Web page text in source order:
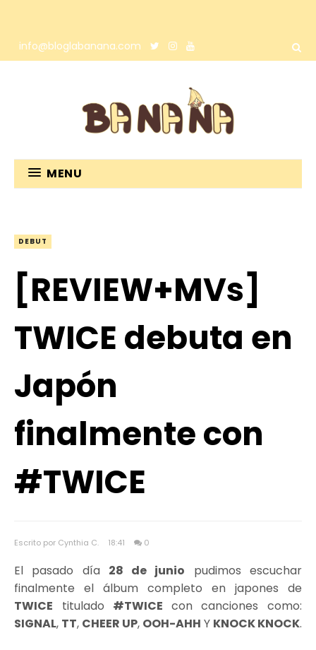
info@bloglabanana.com
MENU
DEBUT
[REVIEW+MVs]
TWICE debuta en
Japón
finalmente con
#TWICE
Escrito por Cynthia C. 18:41 0
El pasado día 28 de junio pudimos escuchar
finalmente el álbum completo en japones de
TWICE titulado #TWICE con canciones como:
SIGNAL, TT, CHEER UP, OOH-AHH Y KNOCK KNOCK.